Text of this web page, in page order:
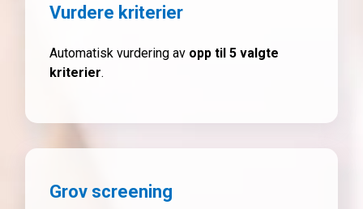
Vurdere kriterier
Automatisk vurdering av opp til 5 valgte
kriterier.
Grov screening